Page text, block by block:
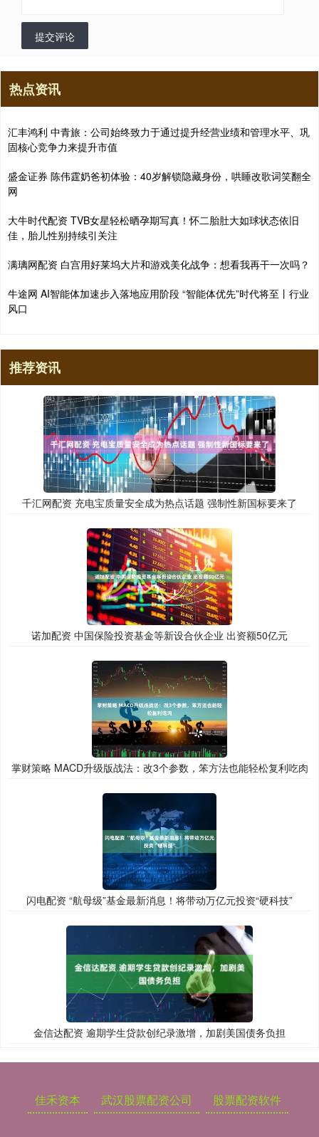
提交评论
热点资讯
汇丰鸿利 中青旅：公司始终致力于通过提升经营业绩和管理水平、巩
固核心竞争力来提升市值
盛金证券 陈伟霆奶爸初体验：40岁解锁隐藏身份，哄睡改歌词笑翻全
网
大牛时代配资 TVB女星轻松晒孕期写真！怀二胎肚大如球状态依旧
佳，胎儿性别持续引关注
满璃网配资 白宫用好莱坞大片和游戏美化战争：想看我再干一次吗？
牛途网 AI智能体加速步入落地应用阶段 “智能体优先”时代将至丨行业
风口
推荐资讯
千汇网配资 充电宝质量安全成为热点话题 强制性新国标要来了
诺加配资 中国保险投资基金等新设合伙企业 出资额50亿元
掌财策略 MACD升级版战法：改3个参数，笨方法也能轻松复利吃肉
闪电配资 “航母级”基金最新消息！将带动万亿元投资“硬科技”
金信达配资 逾期学生贷款创纪录激增，加剧美国债务负担
佳禾资本 武汉股票配资公司 股票配资软件